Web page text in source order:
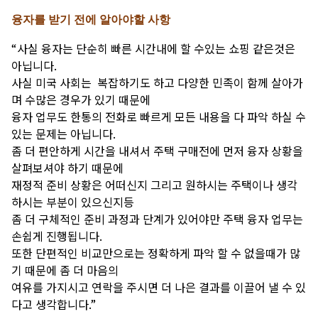
융자를 받기 전에 알아야할 사항
“사실 융자는 단순히 빠른 시간내에 할 수있는 쇼핑 같은것은
아닙니다.
사실 미국 사회는 복잡하기도 하고 다양한 민족이 함께 살아가
며 수많은 경우가 있기 때문에
융자 업무도 한통의 전화로 빠르게 모든 내용을 다 파악 하실 수
있는 문제는 아닙니다.
좀 더 편안하게 시간을 내셔서 주택 구매전에 먼저 융자 상황을
살펴보셔야 하기 때문에
재정적 준비 상황은 어떠신지 그리고 원하시는 주택이나 생각
하시는 부분이 있으신지등
좀 더 구체적인 준비 과정과 단계가 있어야만 주택 융자 업무는
손쉽게 진행됩니다.
또한 단편적인 비교만으로는 정확하게 파악 할 수 없을때가 많
기 때문에 좀 더 마음의
여유를 가지시고 연락을 주시면 더 나은 결과를 이끌어 낼 수 있
다고 생각합니다.”